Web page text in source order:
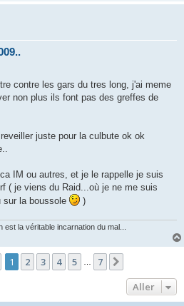
contre les gars du tres long, j'ai meme
non plus ils font pas des greffes de
juste pour la culbute ok ok
IM ou autres, et je le rappelle je suis
( je viens du Raid...où je ne me suis
sur la boussole
)
la véritable incarnation du mal...
Page 1sur
1 2 3 4 5 7
Aller